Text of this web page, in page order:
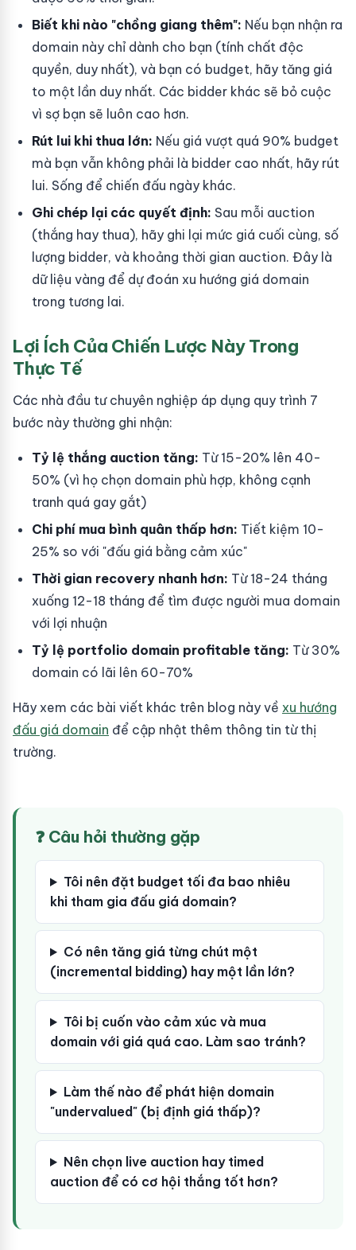
Biết khi nào "chồng giang thêm": Nếu bạn nhận ra
domain này chỉ dành cho bạn (tính chất độc
quyền, duy nhất), và bạn có budget, hãy tăng giá
to một lần duy nhất. Các bidder khác sẽ bỏ cuộc
vì sợ bạn sẽ luôn cao hơn.
Rút lui khi thua lớn: Nếu giá vượt quá 90% budget
mà bạn vẫn không phải là bidder cao nhất, hãy rút
lui. Sống để chiến đấu ngày khác.
Ghi chép lại các quyết định: Sau mỗi auction
(thắng hay thua), hãy ghi lại mức giá cuối cùng, số
lượng bidder, và khoảng thời gian auction. Đây là
dữ liệu vàng để dự đoán xu hướng giá domain
trong tương lai.
Lợi Ích Của Chiến Lược Này Trong
Thực Tế
Các nhà đầu tư chuyên nghiệp áp dụng quy trình 7
bước này thường ghi nhận:
Tỷ lệ thắng auction tăng: Từ 15-20% lên 40-
50% (vì họ chọn domain phù hợp, không cạnh
tranh quá gay gắt)
Chi phí mua bình quân thấp hơn: Tiết kiệm 10-
25% so với "đấu giá bằng cảm xúc"
Thời gian recovery nhanh hơn: Từ 18-24 tháng
xuống 12-18 tháng để tìm được người mua domain
với lợi nhuận
Tỷ lệ portfolio domain profitable tăng: Từ 30%
domain có lãi lên 60-70%
Hãy xem các bài viết khác trên blog này về xu hướng
đấu giá domain để cập nhật thêm thông tin từ thị
trường.
❓ Câu hỏi thường gặp
Tôi nên đặt budget tối đa bao nhiêu
khi tham gia đấu giá domain?
Có nên tăng giá từng chút một
(incremental bidding) hay một lần lớn?
Tôi bị cuốn vào cảm xúc và mua
domain với giá quá cao. Làm sao tránh?
Làm thế nào để phát hiện domain
"undervalued" (bị định giá thấp)?
Nên chọn live auction hay timed
auction để có cơ hội thắng tốt hơn?